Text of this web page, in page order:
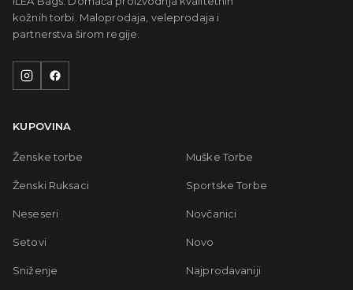
kožnih torbi. Maloprodaja, veleprodaja i
partnerstva širom regije.
KUPOVINA
Ženske torbe Muške Torbe
Ženski Ruksaci Sportske Torbe
Neseseri Novčanici
Setovi Novo
Sniženje Najprodavaniji